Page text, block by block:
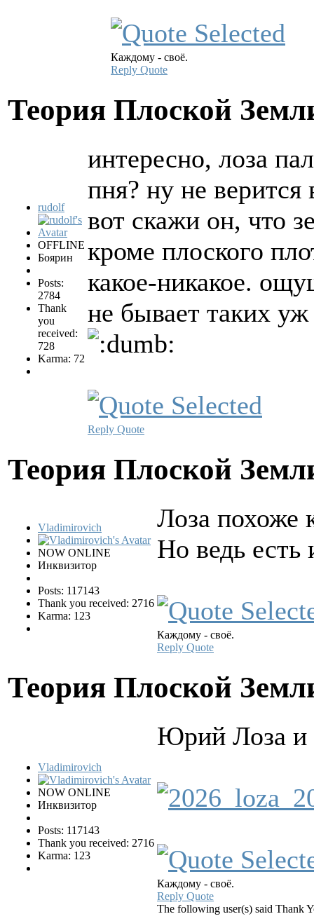
Каждому - своё.
Reply Quote
Теория Плоской
rudolf
OFFLINE
Боярин
Posts:
2784
Thank
you
received:
728
Karma: 72
интересно, лоза
пня? ну не
вот скажи он, что
кроме плоского
какое-никакое.
не бывает таких
Reply Quote
Теория Плоской
Vladimirovich
NOW ONLINE
Инквизитор
Posts: 117143
Thank you received: 2716
Karma: 123
Лоза похоже
Но ведь есть
Каждому - своё.
Reply Quote
Теория Плоской
Vladimirovich
NOW ONLINE
Инквизитор
Posts: 117143
Thank you received: 2716
Karma: 123
Юрий Лоза и
Каждому - своё.
Reply Quote
The following user(s) said Thank